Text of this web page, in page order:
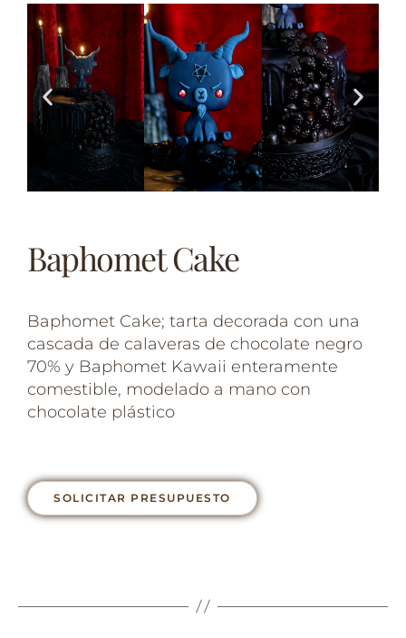
Baphomet Cake
Baphomet Cake; tarta decorada con una
cascada de calaveras de chocolate negro
70% y Baphomet Kawaii enteramente
comestible, modelado a mano con
chocolate plástico ⁣
SOLICITAR PRESUPUESTO